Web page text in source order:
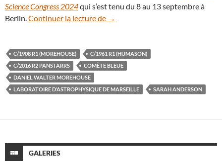
Science Congress 2024qui s’est tenu du 8 au 13 septembre à
Berlin.Continuer la lecture de C/1908 R1 (Morehouse) était
→
C/1908 R1 (MOREHOUSE)
C/1961 R1 (HUMASON)
C/2016 R2 PANSTARRS
COMÈTE BLEUE
DANIEL WALTER MOREHOUSE
LABORATOIRE D’ASTROPHYSIQUE DE MARSEILLE
SARAH ANDERSON
GALERIES